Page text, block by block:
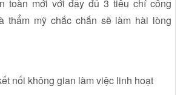
toàn mới với đầy đủ 3 tiêu chí công
thẩm mỹ chắc chắn sẽ làm hài lòng
nối không gian làm việc linh hoạt